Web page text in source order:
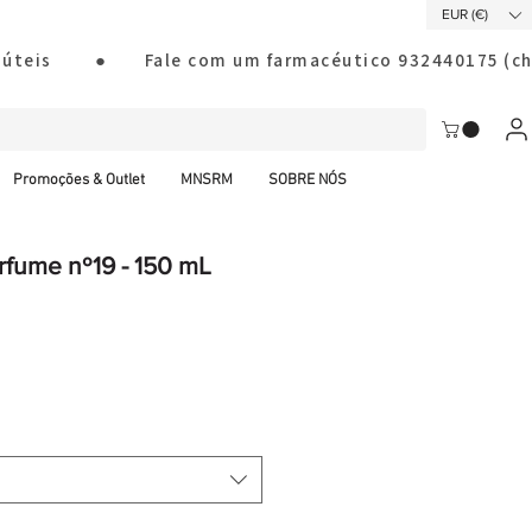
EUR (€)
úteis        ●       Fale com um farmacéutico
Promoções & Outlet MNSRM SOBRE NÓS
nº19 - 150 mL